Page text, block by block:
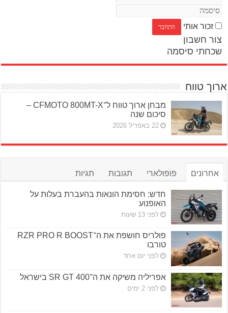
זכור אותי
צור חשבון
שכחתי סיסמה
ארוך טווח
מבחן ארוך טווח ל־CFMOTO 800MT-X –
סיכום שנה
22 באפריל 2026
אחרונים פופולארי תגובות תגיות
חדש: חסימת הונאות בהעברת בעלות על
האופנוע
לפני 13 שעות
פולריס חושפת את ה־RZR PRO R BOOST
טורבו
לפני יום אחד
אפריליה משיקה את ה־SR GT 400 בישראל
לפני 2 ימים